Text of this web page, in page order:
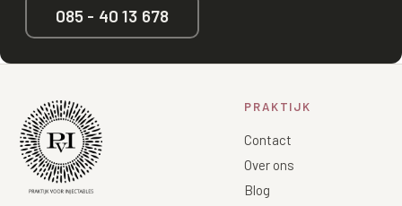
085 - 40 13 678
PRAKTIJK
Contact
Over ons
Blog